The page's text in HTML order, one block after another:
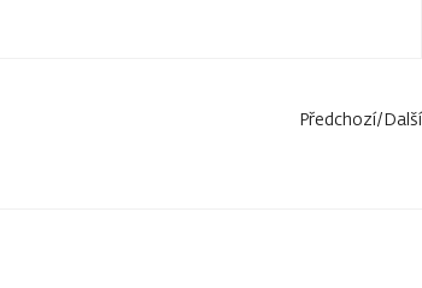
Předchozí/Další